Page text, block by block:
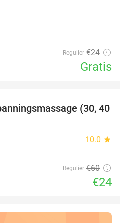
Regulier €24
Gratis
60%
(30, 40
10.0 star
Regulier €60
€24